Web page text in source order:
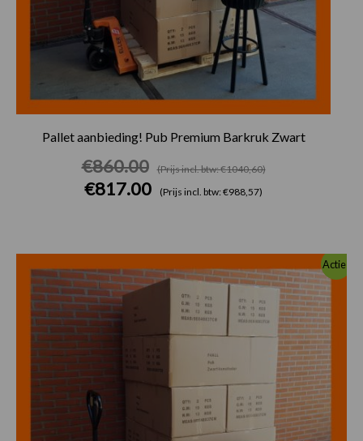
Pallet aanbieding! Pub Premium Barkruk Zwart
€860.00 (Prijs incl. btw: €1040,60)
€817.00 (Prijs incl. btw: €988,57)
Actie!
Oorspronkelijke
prijs
was:
€860.00.
prijs
is:
€817.00.